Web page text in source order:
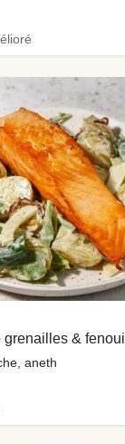
& fenouil
aneth